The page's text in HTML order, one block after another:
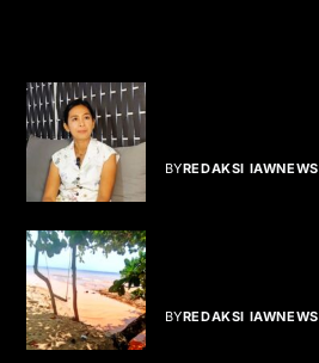
BYREDAKSI IAWNEWS
BYREDAKSI IAWNEWS